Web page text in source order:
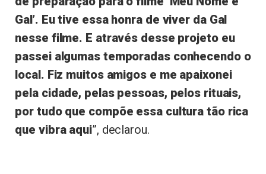
Gal’. Eu tive essa honra de viver da Gal
nesse filme. E através desse projeto eu
passei algumas temporadas conhecendo o
local. Fiz muitos amigos e me apaixonei
pela cidade, pelas pessoas, pelos rituais,
por tudo que compõe essa cultura tão rica
que vibra aqui”, declarou.